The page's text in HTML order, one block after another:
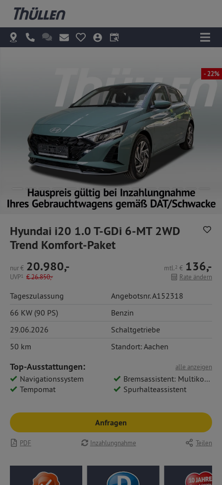
- 22%
Hyundai i20 1.0 T-GDi 6-MT 2WD
Trend Komfort-Paket
nur€ 20.980,-
UVP1 €26.850,-
mtl.2 € 136,-
Rate ändern
Tageszulassung
Angebotsnr. A152318
66 KW (90 PS)
Benzin
29.06.2026
Schaltgetriebe
50 km
Standort: Aachen
alle anzeigen
Top-Ausstattungen:
Navigationssystem
Bremsassistent: Multikollisionsbremse
Tempomat
Spurhalteassistent
Anfragen
PDF Inzahlungnahme Teilen